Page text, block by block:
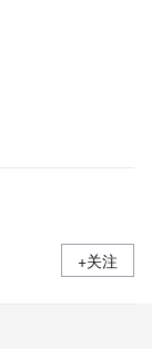
+关注